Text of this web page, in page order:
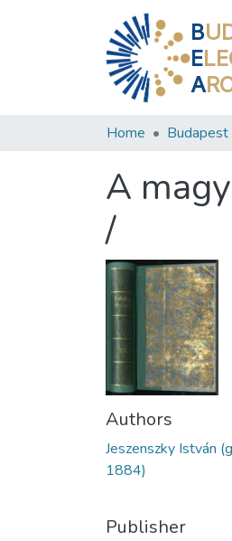
B
E
A
Home
A
/
Authors
Jeszenszky István
1884)
Publisher